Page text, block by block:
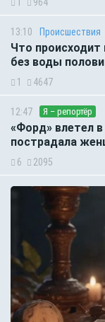
13:10 Происшествия
Что
без воды
1 4647
12:47 Я – репортёр
«Форд» влетел
пострадала
6 2095